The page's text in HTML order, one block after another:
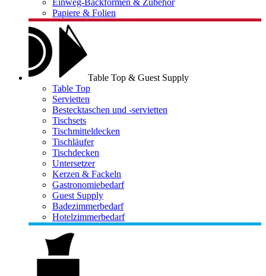
Einweg-Backformen & Zubehör
Papiere & Folien
Table Top & Guest Supply
Table Top
Servietten
Bestecktaschen und -servietten
Tischsets
Tischmitteldecken
Tischläufer
Tischdecken
Untersetzer
Kerzen & Fackeln
Gastronomiebedarf
Guest Supply
Badezimmerbedarf
Hotelzimmerbedarf